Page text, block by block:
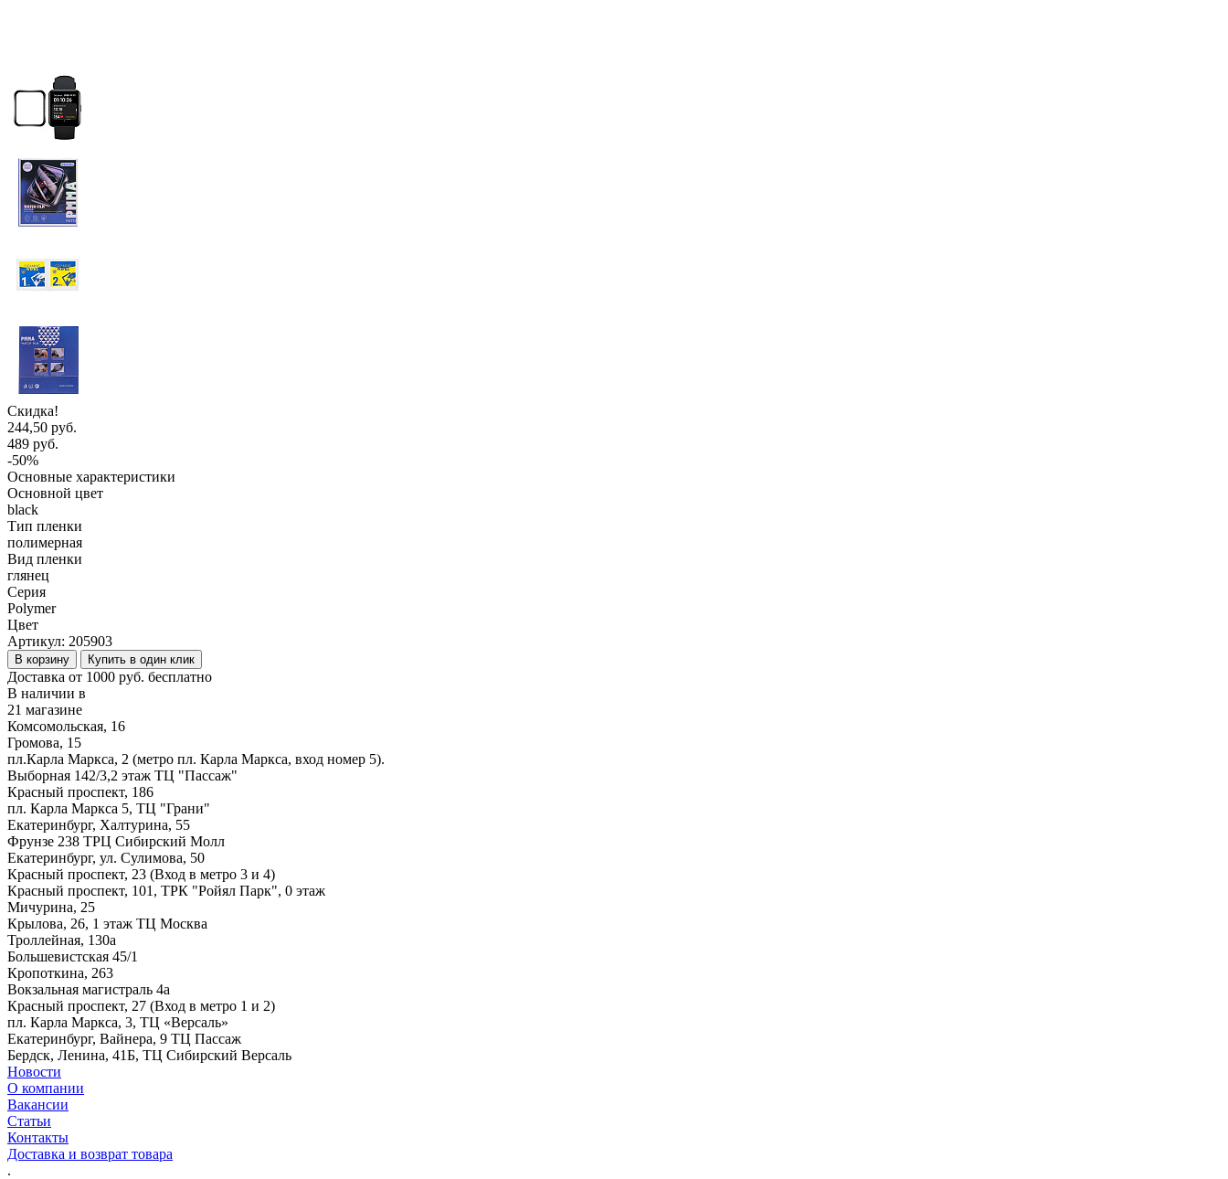
Скидка!
244,50 руб.
489 руб.
-50%
Основные характеристики
Основной цвет
black
Тип пленки
полимерная
Вид пленки
глянец
Серия
Polymer
Цвет
Артикул: 205903
В корзину Купить в один клик
Доставка от 1000 руб. бесплатно
В наличии в
21 магазине
Комсомольская, 16
Громова, 15
пл.Карла Маркса, 2 (метро пл. Карла Маркса, вход номер 5).
Выборная 142/3,2 этаж ТЦ "Пассаж"
Красный проспект, 186
пл. Карла Маркса 5, ТЦ "Грани"
Екатеринбург, Халтурина, 55
Фрунзе 238 ТРЦ Сибирский Молл
Екатеринбург, ул. Сулимова, 50
Красный проспект, 23 (Вход в метро 3 и 4)
Красный проспект, 101, ТРК "Ройял Парк", 0 этаж
Мичурина, 25
Крылова, 26, 1 этаж ТЦ Москва
Троллейная, 130а
Большевистская 45/1
Кропоткина, 263
Вокзальная магистраль 4а
Красный проспект, 27 (Вход в метро 1 и 2)
пл. Карла Маркса, 3, ТЦ «Версаль»
Екатеринбург, Вайнера, 9 ТЦ Пассаж
Бердск, Ленина, 41Б, ТЦ Сибирский Версаль
Новости
О компании
Вакансии
Статьи
Контакты
Доставка и возврат товара
.